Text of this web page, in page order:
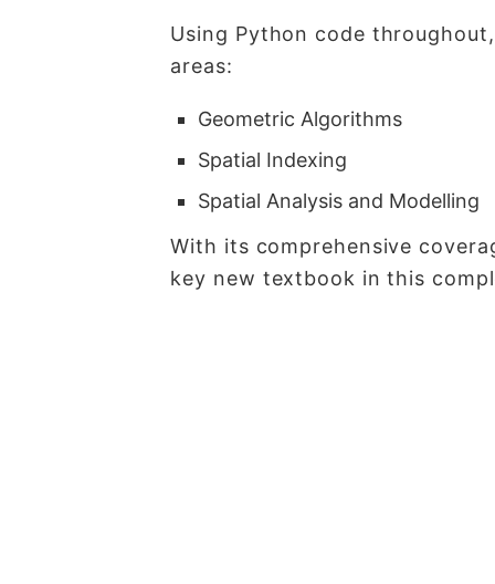
Using Python code
areas:
Geometric Algorithms
Spatial Indexing
Spatial Analysis and Modelling
With its comprehensive
key new textbook in this